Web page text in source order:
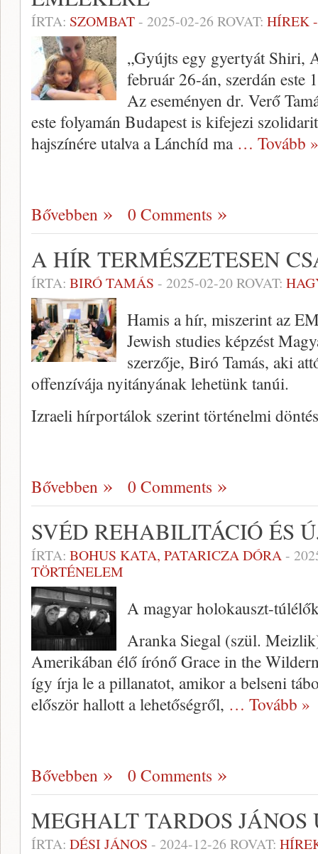
ÍRTA: SZOMBAT- 2025-02-26 ROVAT: HÍREK
„Gyújts egy gyertyát Shiri,
február 26-án, szerdán este
Az eseményen dr. Verő
este folyamán Budapest is kifejezi
hajszínére utalva a Lánchíd ma … Tovább »
Bővebben 0 Comments
A HÍR TERMÉSZETESEN
ÍRTA: BIRÓ TAMÁS - 2025-02-20ROVAT:
Hamis a hír, miszerint az
Jewish studies képzést
szerzője, Biró Tamás, aki
offenzívája nyitányának lehetünk tanúi.
Izraeli hírportálok szerint történelmi
Bővebben 0 Comments
SVÉD REHABILITÁCIÓ ÉS
ÍRTA: BOHUS KATA, PATARICZA DÓRA-
TÖRTÉNELEM
A magyar holokauszt-
Aranka Siegal (szül.
Amerikában élő írónő Grace in the
így írja le a pillanatot, amikor a belseni
először hallott a lehetőségről, … Tovább »
Bővebben 0 Comments
MEGHALT TARDOS JÁNOS
ÍRTA: DÉSI JÁNOS - 2024-12-26 ROVAT: